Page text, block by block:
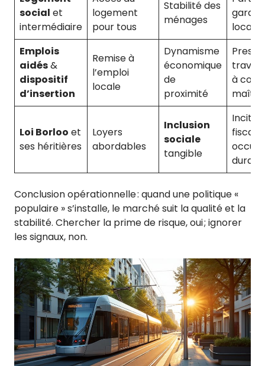
social et
intermédiaire
logement
pour tous
Stabilité des
ménages
Emplois
aidés&
dispositif
d’insertion
Remise à
l’emploi
locale
Dynamisme
économique
de
proximité
à
Loi Borloo et
ses héritières
Loyers
abordables
Inclusion
sociale
tangible
Conclusion opérationnelle : quand une politique «
populaire » s’installe, le marché suit la qualité et la
stabilité. Chercher la prime de risque, oui ; ignorer
les signaux, non.